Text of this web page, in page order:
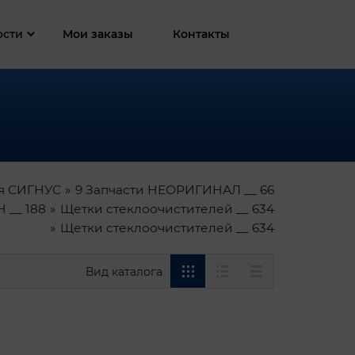
Мои заказы Контакты
СИГНУС
9 Запчасти НЕОРИГИНАЛ __ 66
__ 188
Щетки стеклоочистителей __ 634
Щетки стеклоочистителей __ 634
Вид каталога